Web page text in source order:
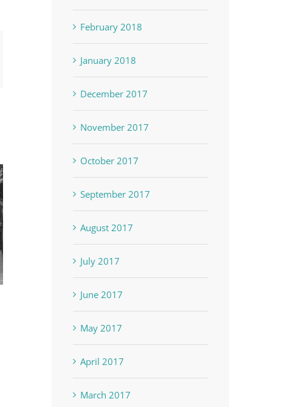
Inaguración de la escuela
Rafael Fabián en Aguadilla,
Puerto Rico (1928)
Rico” (1962)
February 2018
January 2018
December 2017
November 2017
October 2017
September 2017
August 2017
July 2017
June 2017
May 2017
April 2017
March 2017